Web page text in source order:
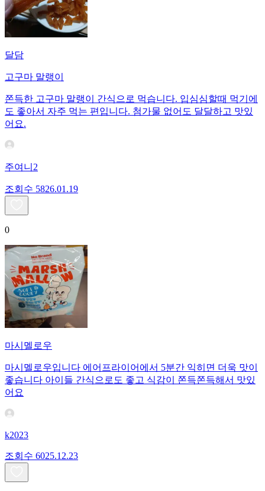
달담
고구마 말랭이
쫀득한 고구마 말랭이 간식으로 먹습니다. 입심심할때 먹기에
도 좋아서 자주 먹는 편입니다. 첨가물 없어도 달달하고 맛있
어요.
주여니2
조회수 5826.01.19
0
마시멜로우
마시멜로우입니다 에어프라이어에서 5분간 익히면 더욱 맛이
좋습니다 아이들 간식으로도 좋고 식감이 쫀득쫀득해서 맛있
어요
k2023
조회수 6025.12.23